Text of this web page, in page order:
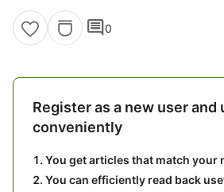
comment0
Register as a new user and
conveniently
You get articles that match your
You can efficiently read back